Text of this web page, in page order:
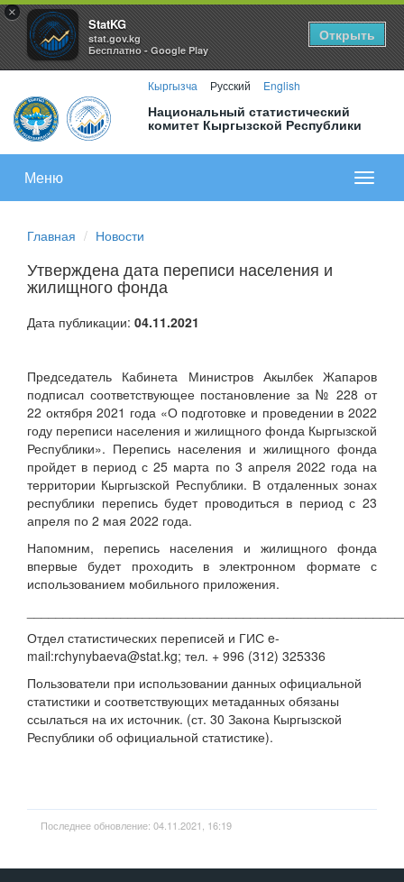
×
StatKG
stat.gov.kg
Бесплатно - Google Play
Открыть
Кыргызча Русский English
Национальный статистический
комитет Кыргызской Республики
меню
Меню
Главная Новости
Утверждена дата переписи населения и
жилищного фонда
Дата публикации: 04.11.2021
Председатель Кабинета Министров Акылбек Жапаров
подписал соответствующее постановление за № 228 от
22 октября 2021 года «О подготовке и проведении в 2022
году переписи населения и жилищного фонда Кыргызской
Республики». Перепись населения и жилищного фонда
пройдет в период с 25 марта по 3 апреля 2022 года на
территории Кыргызской Республики. В отдаленных зонах
республики перепись будет проводиться в период с 23
апреля по 2 мая 2022 года.
Напомним, перепись населения и жилищного фонда
впервые будет проходить в электронном формате с
использованием мобильного приложения.
Отдел статистических переписей и ГИС e-
mail:rchynybaeva@stat.kg; тел. + 996 (312) 325336
Пользователи при использовании данных официальной
статистики и соответствующих метаданных обязаны
ссылаться на их источник. (ст. 30 Закона Кыргызской
Республики об официальной статистике).
Последнее обновление: 04.11.2021, 16:19